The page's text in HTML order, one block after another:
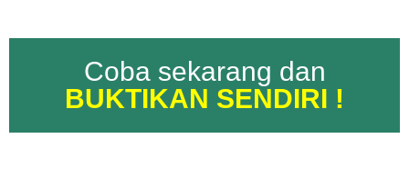
Coba sekarang dan
BUKTIKAN SENDIRI !